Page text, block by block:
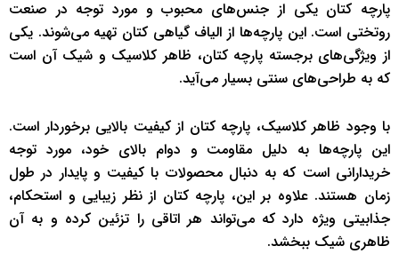
پارچه کتان یکی از جنس‌های محبوب و مورد توجه در صنعت
روتختی است. این پارچه‌ها از الیاف گیاهی کتان تهیه می‌شوند. یکی
از ویژگی‌های برجسته پارچه کتان، ظاهر کلاسیک و شیک آن است
که به طراحی‌های سنتی بسیار می‌آید.
با وجود ظاهر کلاسیک، پارچه کتان از کیفیت بالایی برخوردار است.
این پارچه‌ها به دلیل مقاومت و دوام بالای خود، مورد توجه
خریدارانی است که به دنبال محصولات با کیفیت و پایدار در طول
زمان هستند. علاوه بر این، پارچه کتان از نظر زیبایی و استحکام،
جذابیتی ویژه دارد که می‌تواند هر اتاقی را تزئین کرده و به آن
ظاهری شیک ببخشد.